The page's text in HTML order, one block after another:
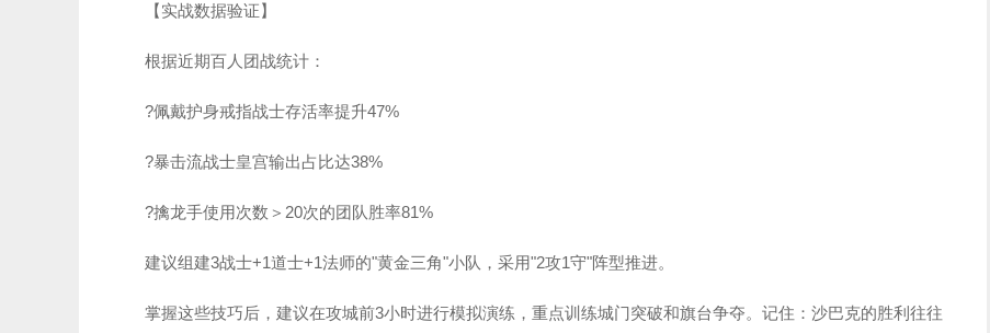
【实战数据验证】
根据近期百人团战统计：
?佩戴护身戒指战士存活率提升47%
?暴击流战士皇宫输出占比达38%
?擒龙手使用次数＞20次的团队胜率81%
建议组建3战士+1道士+1法师的"黄金三角"小队，采用"2攻1守"阵型推进。
掌握这些技巧后，建议在攻城前3小时进行模拟演练，重点训练城门突破和旗台争夺。记住：沙巴克的胜利往往